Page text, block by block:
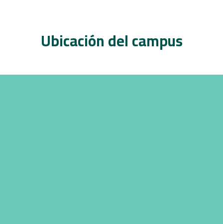
Ubicación del campus